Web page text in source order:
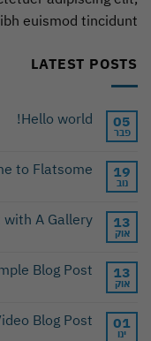
euismod tincidunt.
LATEST POSTS
05
פבר
Hello world!
19
נוב
to Flatsome
13
אוק
A Gallery
13
אוק
Blog Post
01
ינו
Blog Post